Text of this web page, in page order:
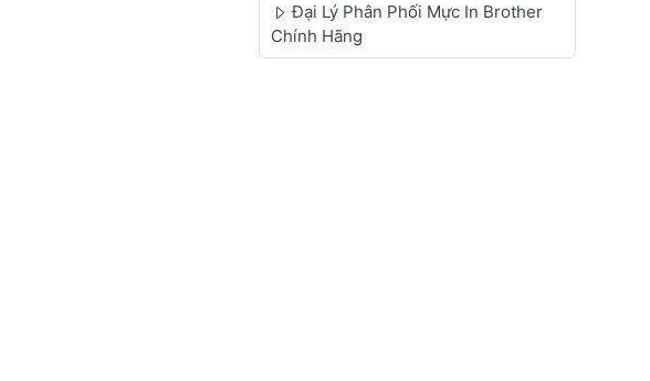
Đại Lý Phân Phối Mực In Brother
Chính Hãng